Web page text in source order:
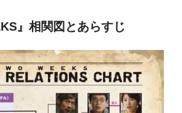
』相関図とあらすじ